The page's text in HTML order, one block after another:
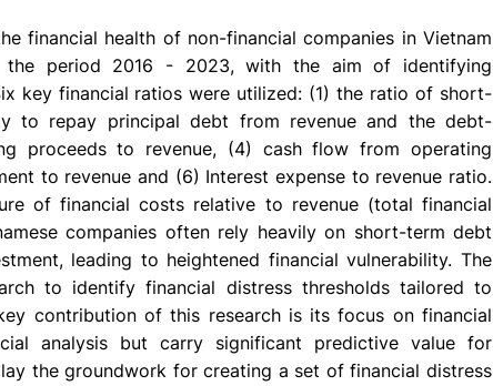
financial health of non-financial companies in Vietnam
the period 2016 - 2023, with the aim of identifying
key financial ratios were utilized: (1) the ratio of short-
to repay principal debt from revenue and the debt-
proceeds to revenue, (4) cash flow from operating
to revenue and (6) Interest expense to revenue ratio.
of financial costs relative to revenue (total financial
companies often rely heavily on short-term debt
leading to heightened financial vulnerability. The
to identify financial distress thresholds tailored to
contribution of this research is its focus on financial
analysis but carry significant predictive value for
the groundwork for creating a set of financial distress